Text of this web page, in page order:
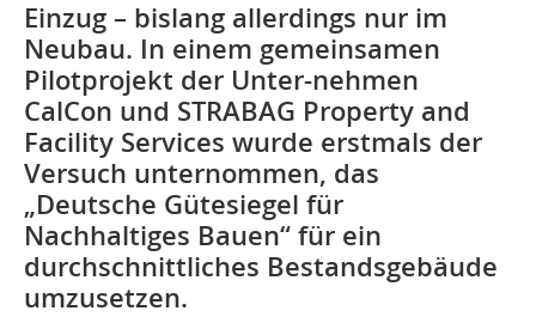
Einzug – bislang allerdings nur im
Neubau. In einem gemeinsamen
Pilotprojekt der Unter­-­nehmen
CalCon und STRABAG Property and
Facility Services wurde erstmals der
Versuch unternommen, das
„Deutsche Gütesiegel für
Nachhaltiges Bauen“ für ein
durchschnittliches Bestandsgebäude
umzusetzen.